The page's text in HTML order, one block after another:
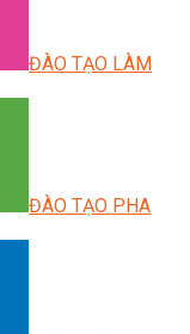
ĐÀO TẠO LÀM
ĐÀO TẠO PHA